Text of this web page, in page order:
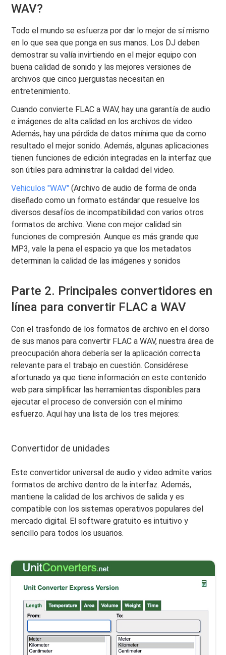
WAV?
Todo el mundo se esfuerza por dar lo mejor de sí mismo
en lo que sea que ponga en sus manos. Los DJ deben
demostrar su valía invirtiendo en el mejor equipo con
buena calidad de sonido y las mejores versiones de
archivos que cinco juerguistas necesitan en
entretenimiento.
Cuando convierte FLAC a WAV, hay una garantía de audio
e imágenes de alta calidad en los archivos de video.
Además, hay una pérdida de datos mínima que da como
resultado el mejor sonido. Además, algunas aplicaciones
tienen funciones de edición integradas en la interfaz que
son útiles para administrar la calidad del video.
Vehiculos "WAV" (Archivo de audio de forma de onda
diseñado como un formato estándar que resuelve los
diversos desafíos de incompatibilidad con varios otros
formatos de archivo. Viene con mejor calidad sin
funciones de compresión. Aunque es más grande que
MP3, vale la pena el espacio ya que los metadatos
determinan la calidad de las imágenes y sonidos
Parte 2. Principales convertidores en
línea para convertir FLAC a WAV
Con el trasfondo de los formatos de archivo en el dorso
de sus manos para convertir FLAC a WAV, nuestra área de
preocupación ahora debería ser la aplicación correcta
relevante para el trabajo en cuestión. Considérese
afortunado ya que tiene información en este contenido
web para simplificar las herramientas disponibles para
ejecutar el proceso de conversión con el mínimo
esfuerzo. Aquí hay una lista de los tres mejores:
Convertidor de unidades
Este convertidor universal de audio y video admite varios
formatos de archivo dentro de la interfaz. Además,
mantiene la calidad de los archivos de salida y es
compatible con los sistemas operativos populares del
mercado digital. El software gratuito es intuitivo y
sencillo para todos los usuarios.